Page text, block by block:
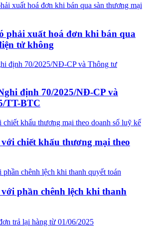
phải xuất hoá đơn khi bán qua
tử không
định 70/2025/NĐ-CP và
TT-BTC
chiết khấu thương mại theo
phần chênh lệch khi thanh